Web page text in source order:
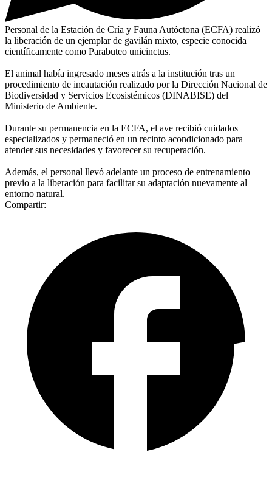
Personal de la Estación de Cría y Fauna Autóctona (ECFA) realizó
la liberación de un ejemplar de gavilán mixto, especie conocida
científicamente como Parabuteo unicinctus.
El animal había ingresado meses atrás a la institución tras un
procedimiento de incautación realizado por la Dirección Nacional de
Biodiversidad y Servicios Ecosistémicos (DINABISE) del
Ministerio de Ambiente.
Durante su permanencia en la ECFA, el ave recibió cuidados
especializados y permaneció en un recinto acondicionado para
atender sus necesidades y favorecer su recuperación.
Además, el personal llevó adelante un proceso de entrenamiento
previo a la liberación para facilitar su adaptación nuevamente al
entorno natural.
Compartir: